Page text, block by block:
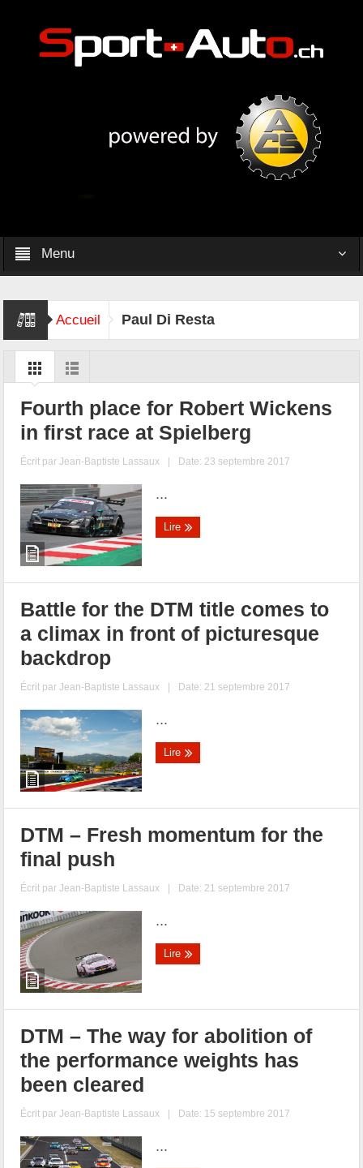
Menu
Accueil Paul Di Resta
Fourth place for Robert Wickens
in first race at Spielberg
Écrit parJean-Baptiste Lassaux | Date: 23 septembre 2017
...
Lire
Battle for the DTM title comes to
a climax in front of picturesque
backdrop
Écrit parJean-Baptiste Lassaux | Date: 21 septembre 2017
...
Lire
DTM – Fresh momentum for the
final push
Écrit parJean-Baptiste Lassaux | Date: 21 septembre 2017
...
Lire
DTM – The way for abolition of
the performance weights has
been cleared
Écrit parJean-Baptiste Lassaux | Date: 15 septembre 2017
...